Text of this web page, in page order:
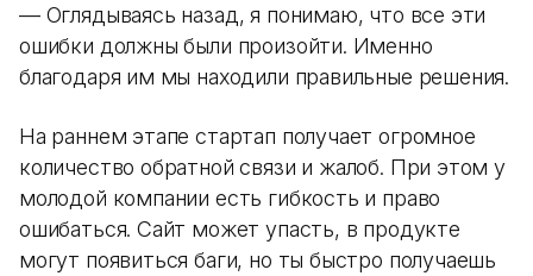
— Оглядываясь назад, я понимаю, что все эти
ошибки должны были произойти. Именно
благодаря им мы находили правильные решения.
На раннем этапе стартап получает огромное
количество обратной связи и жалоб. При этом у
молодой компании есть гибкость и право
ошибаться. Сайт может упасть, в продукте
могут появиться баги, но ты быстро получаешь